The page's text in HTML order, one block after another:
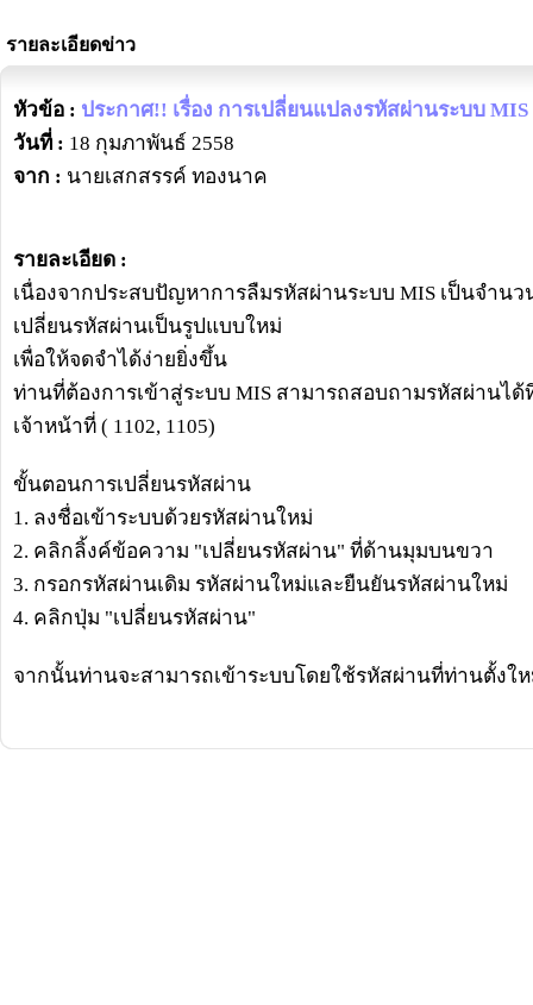
รายละเอียดข่าว
หัวข้อ : ประกาศ!! เรื่อง การเปลี่ยนแปลงรหัสผ่านระบบ MIS
วันที่ : 18 กุมภาพันธ์ 2558
จาก : นายเสกสรรค์ ทองนาค
รายละเอียด :
เนื่องจากประสบปัญหาการลืมรหัสผ่านระบบ MIS เป็นจำน
เปลี่ยนรหัสผ่านเป็นรูปแบบใหม่
เพื่อให้จดจำได้ง่ายยิ่งขึ้น
ท่านที่ต้องการเข้าสู่ระบบ MIS สามารถสอบถามรหัสผ่านไ
เจ้าหน้าที่ ( 1102, 1105)
ขั้นตอนการเปลี่ยนรหัสผ่าน
1. ลงชื่อเข้าระบบด้วยรหัสผ่านใหม่
2. คลิกลิ้งค์ข้อความ "เปลี่ยนรหัสผ่าน" ที่ด้านมุมบนขวา
3. กรอกรหัสผ่านเดิม รหัสผ่านใหม่และยืนยันรหัสผ่านใหม่
4. คลิกปุ่ม "เปลี่ยนรหัสผ่าน"
จากนั้นท่านจะสามารถเข้าระบบโดยใช้รหัสผ่านที่ท่านตั้งใ